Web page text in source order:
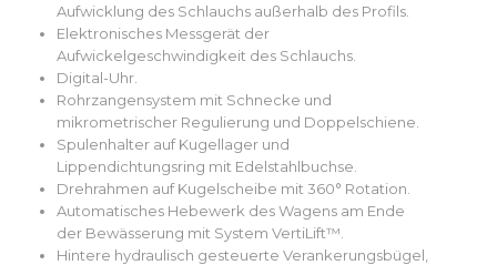
Aufwicklung des Schlauchs außerhalb des Profils.
Elektronisches Messgerät der
Aufwickelgeschwindigkeit des Schlauchs.
Digital-Uhr.
Rohrzangensystem mit Schnecke und
mikrometrischer Regulierung und Doppelschiene.
Spulenhalter auf Kugellager und
Lippendichtungsring mit Edelstahlbuchse.
Drehrahmen auf Kugelscheibe mit 360° Rotation.
Automatisches Hebewerk des Wagens am Ende
der Bewässerung mit System VertiLift™.
Hintere hydraulisch gesteuerte Verankerungsbügel,